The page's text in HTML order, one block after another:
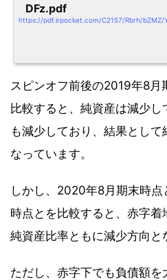
DFz.pdf
https://pdf.irpocket.com/C2157/Rbrh/bZMZ/
スピンオフ前後の2019年8
比較すると、純資産は減少
も減少しており、結果とし
なっています。
しかし、2020年8月期末時
時点とを比較すると、赤字着
純資産比率ともに減少方向と
ただし、赤字下でも負債額を